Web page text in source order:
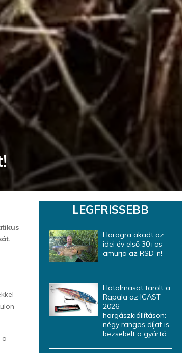
a
LEGFRISSEBB
Horogra akadt az
idei év első 30+os
amurja az RSD-n!
Hatalmasat tarolt a
Rapala az ICAST
2026
horgászkiállításon:
négy rangos díjat is
bezsebelt a gyártó